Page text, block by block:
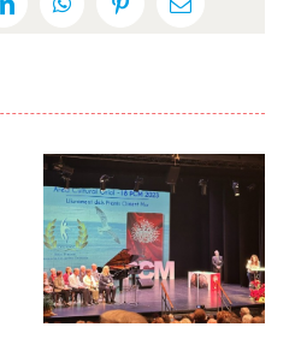
LinkedInWhatsAppPinterestEmail: